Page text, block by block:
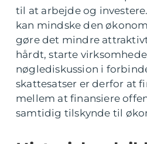
til at arbejde og
kan mindske den
gøre det mindre
hårdt, starte
nøglediskussion i
skattesatser er derfor at
mellem at finansiere
samtidig tilskynde til